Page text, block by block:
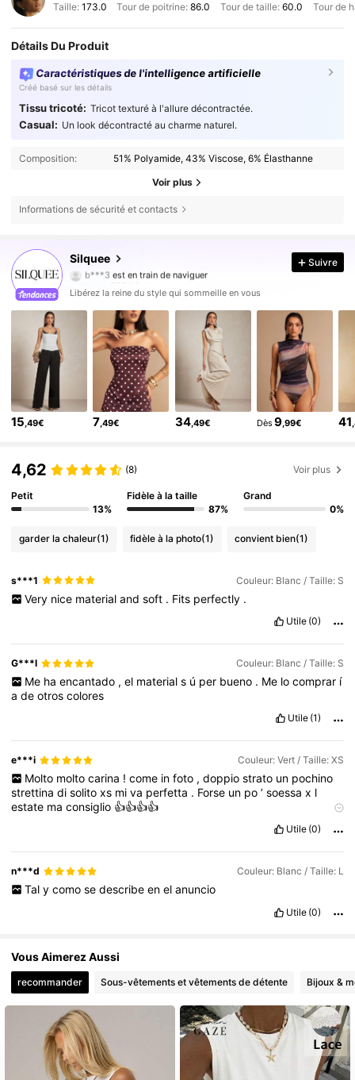
Taille: 173.0 Tour de poitrine:86.0 Tour de taille: 60.0 Tour de
Détails Du Produit
Caractéristiques de l'intelligence artificielle
Créé basé sur les détails
Tissu tricoté: Tricot texturé à l'allure décontractée.
Casual: Un look décontracté au charme naturel.
Composition: 51% Polyamide, 43% Viscose, 6% Élasthanne
Voir plus
Informations de sécurité et contacts
Silquee
b***3 est en train de naviguer
4,81
762K Suiveurs
762K Suiveurs
4,81 762K Suiveurs
4,81 762K Suiveurs
762K Suiveurs
762K Suiveurs
4,81 762K Suiveurs
4,81 762K Suiveurs
762K Suiveurs
Suivre
Libérez la reine du style qui sommeille en vous
15,49€ 7,49€ 34,49€ Dès9,99€ 41
4,62 (8) Voir plus
Petit
13%
Fidèle à la taille
87%
Grand
0%
garder la chaleur(1) fidèle à la photo(1) convient bien(1)
s***1 Couleur: Blanc / Taille: S
Very nice material and soft . Fits perfectly .
Utile (0)
G***l Couleur: Blanc / Taille: S
Me ha encantado , el material s ú per bueno . Me lo comprar í
adeotroscolores
Utile (1)
e***i Couleur: Vert / Taille: XS
Molto molto carina ! come in foto , doppio strato un pochino
strettinadisolitoxs miva perfetta . Forse un po’soessax l
estate maconsiglio 👍👍👍👍
Utile (0)
n***d Couleur: Blanc / Taille: L
Tal y como se describe en el anuncio
Utile (0)
Vous Aimerez Aussi
recommander Sous-vêtements et vêtements de détente Bijoux &